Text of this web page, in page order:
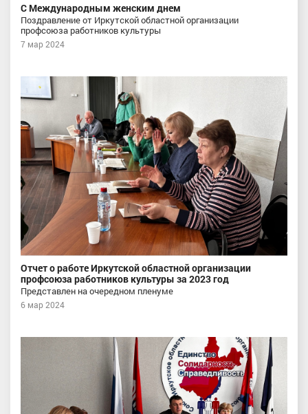
С Международным женским днем
Поздравление от Иркутской областной организации
профсоюза работников культуры
7 мар 2024
Отчет о работе Иркутской областной организации
профсоюза работников культуры за 2023 год
Представлен на очередном пленуме
6 мар 2024